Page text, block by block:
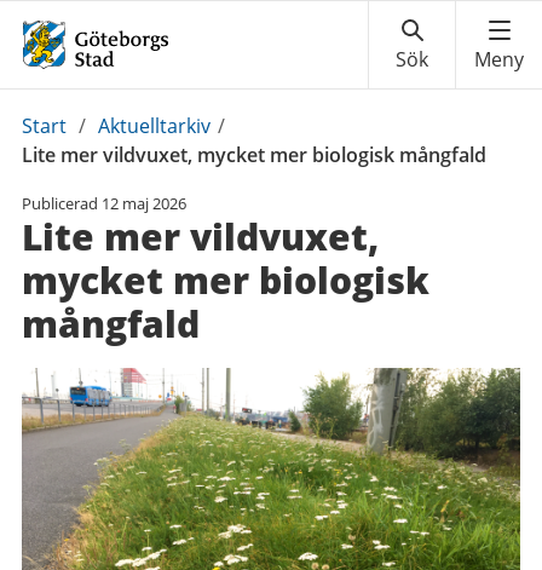
Du
är
Start / Aktuelltarkiv /
Lite mer vildvuxet, mycket mer biologisk mångfald
Publicerad 12 maj 2026
Lite mer vildvuxet,
mycket mer biologisk
mångfald